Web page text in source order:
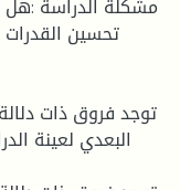
مشكلة الدراسة
تحسين